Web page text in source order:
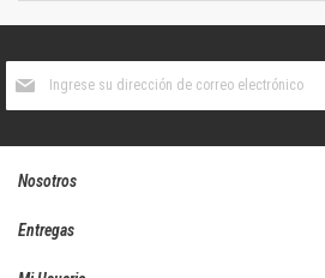
boletín
Nosotros
Entregas